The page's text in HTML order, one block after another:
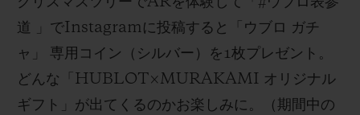
道 」でInstagramに投稿すると「 ウブロ ガチ
ャ
」 専用 コイン（シルバー）を 1枚プレゼント。
どんな「 HUBLOT×MURAKAMI オリジナル
ギフト
」が出てくるのかお楽しみに 。 （期 間中の